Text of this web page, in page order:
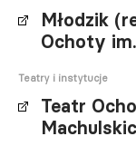
Młodzik
Ochoty
Teatry i instytucje
Teatr